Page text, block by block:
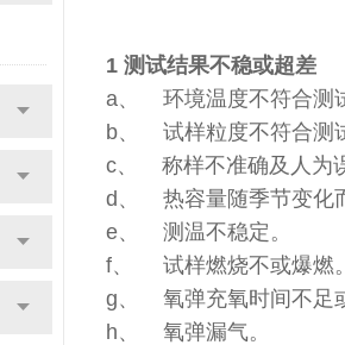
1 测试结果不稳或超差
a、 环境温度不符合测
b、 试样粒度不符合测
c、 称样不准确及人为
d、 热容量随季节变化
e、 测温不稳定。
f、 试样燃烧不或爆燃。
g、 氧弹充氧时间不足
h、 氧弹漏气。